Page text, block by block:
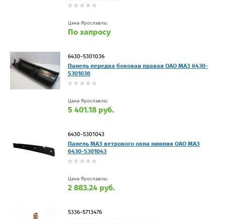
Цена Ярославль:
По запросу
6430-5301036
Панель передка боковая правая ОАО МАЗ 6430-
5301036
Цена Ярославль:
5 401.18 руб.
6430-5301043
Панель МАЗ ветрового окна нижняя ОАО МАЗ
6430-5301043
Цена Ярославль:
2 883.24 руб.
5336-5713476